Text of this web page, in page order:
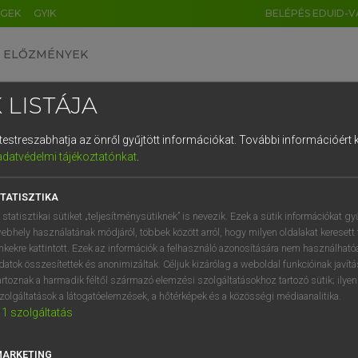
GYIK BELÉPÉS EDUID-
ELŐZMÉNYEK
egyetemes nagyszótár
VAN ELŐFIZETÉSED?
megtekintéséhez.
LISTÁJA
az önről gyűjtött információkat. További információért
tájékoztatónkat.
statisztikai sütiket „teljesítménysütiknek” is nevezik. Ezek a sütik információkat
használatának módjáról, többek között arról, hogy milyen oldalakat keresett
kattintott. Ezek az információk a felhasználó azonosítására nem
összesítettek és anonimizáltak. Céljuk kizárólag a weboldal funkcióinak
a harmadik féltől származó elemzési szolgáltatásokhoz tartozó sütik;
a látogatóelemzések, a hőtérképek és a közösségi médiaanalitika.
1 szolgáltatás
DE CN FR ES IT NL
1 2 3 4 5 6 7 8 9
q w e r t z u i
a s d f g h j k l é
í y x c v b n m , .